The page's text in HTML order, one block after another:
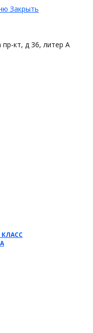
Закрыть
кт, д 36, литер А
КЛАСС